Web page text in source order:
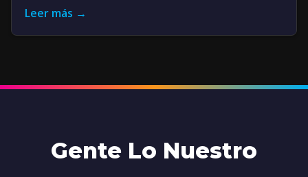
Leer más →
Gente Lo Nuestro